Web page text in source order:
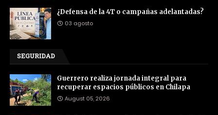
¿Defensa de la 4T o campañas adelantadas?
03 agosto
SEGURIDAD
Guerrero realiza jornada integral para
recuperar espacios públicos en Chilapa
August 05, 2026